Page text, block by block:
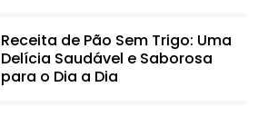
Receita de Pão Sem Trigo: Uma
Delícia Saudável e Saborosa
para o Dia a Dia